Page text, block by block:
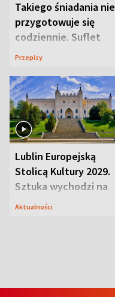
Takiego śniadania nie
przygotowuje się
codziennie. Suflet
serowy zachwyca
Przepisy
Lublin Europejską
Stolicą Kultury 2029.
Sztuka wychodzi na
ulice
Aktualności